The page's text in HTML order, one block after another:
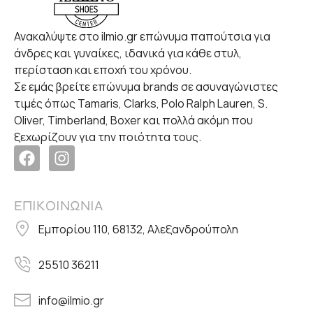
Ανακαλύψτε στο ilmio.gr επώνυμα παπούτσια για
άνδρες και γυναίκες, ιδανικά για κάθε στυλ,
περίσταση και εποχή του χρόνου.
Σε εμάς βρείτε επώνυμα brands σε ασυναγώνιστες
τιμές όπως Tamaris, Clarks, Polo Ralph Lauren, S.
Oliver, Timberland, Boxer και πολλά ακόμη που
ξεχωρίζουν για την ποιότητα τους.
ΕΠΙΚΟΙΝΩΝΙΑ
Εμπορίου 110, 68132, Αλεξανδρούπολη
25510 36211
info@ilmio.gr